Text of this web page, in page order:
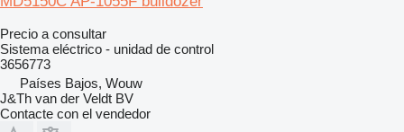
Precio a consultar
Sistema eléctrico - unidad de control
3656773
Países Bajos, Wouw
J&Th van der Veldt BV
Contacte con el vendedor